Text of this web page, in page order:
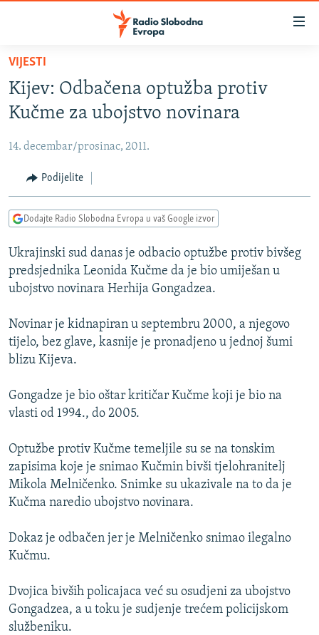
Pređite
glavni
sadržaj
na
navigaciju
Pređite
na
BOSNA I HERCEGOVINA
KOSOVO
CRNA GORA
VIDEO
FOTOGALERIJE
INFOGRAFIKE
PODCASTI
RAT U UKRAJINI
KINA NA BALKANU
ISPRIČAJ MI
DNEVNO@RSE
VIŠE OD NASLOVA
POPLAVE I KLIZIŠTA U BIH 2024.
TV LIBERTY
MOJA EVROPA
SVE KARTE DEJTONA
NASTANAK I RASPAD JUGOSLAVIJE
Sve RFE/RL stranice
VIJESTI
Kijev: Odbačena optužba protiv
Kučme za ubojstvo novinara
14. decembar/prosinac, 2011.
Podijelite
Dodajte Radio Slobodna Evropa u vaš Google izvor
Ukrajinski sud danas je odbacio optužbe protiv bivšeg
predsjednika Leonida Kučme da je bio umiješan u
ubojstvo novinara Herhija Gongadzea.
Novinar je kidnapiran u septembru 2000, a njegovo
tijelo, bez glave, kasnije je pronadjeno u jednoj šumi
blizu Kijeva.
Gongadze je bio oštar kritičar Kučme koji je bio na
vlasti od 1994., do 2005.
Optužbe protiv Kučme temeljile su se na tonskim
zapisima koje je snimao Kučmin bivši tjelohranitelj
Mikola Melničenko. Snimke su ukazivale na to da je
Kučma naredio ubojstvo novinara.
Dokaz je odbačen jer je Melničenko snimao ilegalno
Kučmu.
Dvojica bivših policajaca već su osudjeni za ubojstvo
Gongadzea, a u toku je sudjenje trećem policijskom
službeniku.